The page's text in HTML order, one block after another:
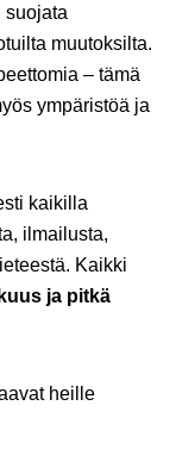
suojata
muutoksilta.
– tämä
ympäristöä ja
kaikilla
ilmailusta,
Kaikki
ja pitkä
heille